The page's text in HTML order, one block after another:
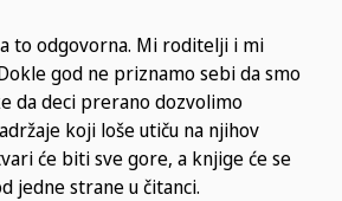
to odgovorna. Mi roditelji i mi
god ne priznamo sebi da smo
da deci prerano dozvolimo
koji loše utiču na njihov
će biti sve gore, a knjige će se
jedne strane u čitanci.